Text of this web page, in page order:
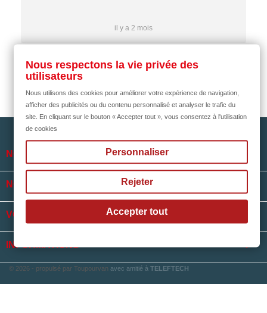
il y a 2 mois
NOTRE SOCIÉTÉ
NOS HORAIRES
VOTRE COMPTE
INFORMATIONS keyboard_arrow_down
© 2026 - propulsé par Toupourvan avec amitié à TELEFTECH
Nous respectons la vie privée des
utilisateurs
Nous utilisons des cookies pour améliorer votre expérience de navigation,
afficher des publicités ou du contenu personnalisé et analyser le trafic du
site. En cliquant sur le bouton « Accepter tout », vous consentez à l'utilisation
de cookies
Personnaliser
Rejeter
Accepter tout